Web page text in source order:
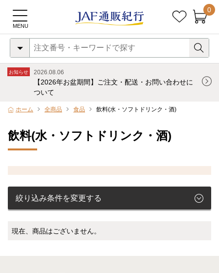
0
お知らせ 2026.08.06
【2026年お盆期間】ご注文・配送・お問い合わせに
ついて
ホーム 全商品 食品 飲料(水・ソフトドリンク・酒)
飲料(水・ソフトドリンク・酒)
絞り込み条件を変更する
現在、商品はございません。